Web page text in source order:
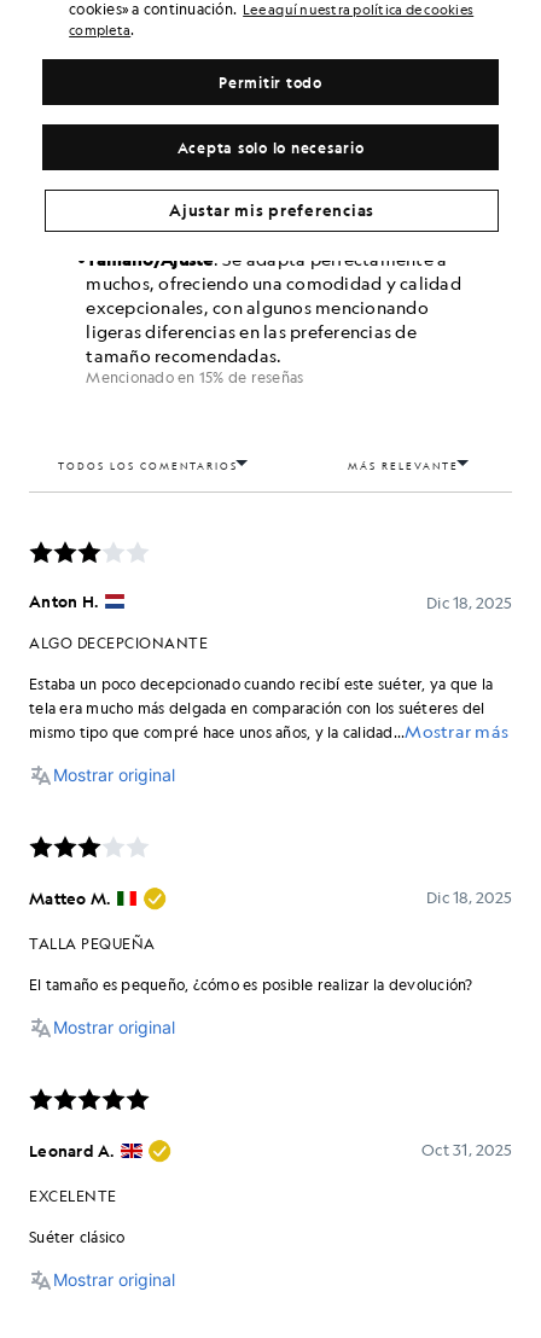
cookies» a continuación. Lee aquí nuestra política de cookies
completa.
Acepta solo lo necesario
Permitir todo
Ajustar mis preferencias